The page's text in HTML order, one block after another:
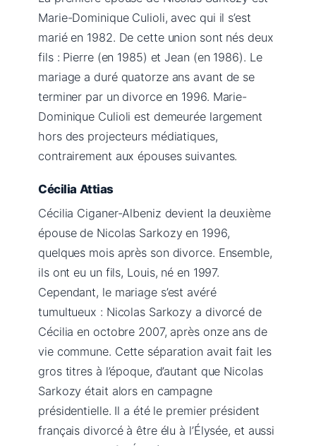
Marie-Dominique Culioli, avec qui il s’est
marié en 1982. De cette union sont nés deux
fils : Pierre (en 1985) et Jean (en 1986). Le
mariage a duré quatorze ans avant de se
terminer par un divorce en 1996. Marie-
Dominique Culioli est demeurée largement
hors des projecteurs médiatiques,
contrairement aux épouses suivantes.
Cécilia Attias
Cécilia Ciganer-Albeniz devient la deuxième
épouse de Nicolas Sarkozy en 1996,
quelques mois après son divorce. Ensemble,
ils ont eu un fils, Louis, né en 1997.
Cependant, le mariage s’est avéré
tumultueux : Nicolas Sarkozy a divorcé de
Cécilia en octobre 2007, après onze ans de
vie commune. Cette séparation avait fait les
gros titres à l’époque, d’autant que Nicolas
Sarkozy était alors en campagne
présidentielle. Il a été le premier président
français divorcé à être élu à l’Élysée, et aussi